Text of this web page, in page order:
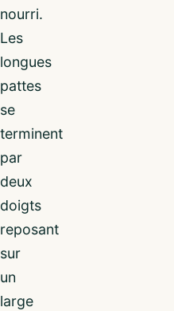
nourri.
Les
longues
pattes
se
terminent
par
deux
doigts
reposant
sur
un
large